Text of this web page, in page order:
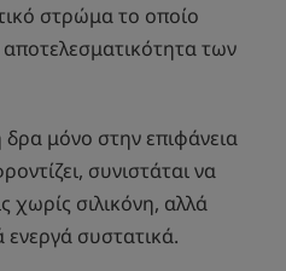
στρώμα το οποίο
των
δρα μόνο στην επιφάνεια
συνιστάται να
χωρίς σιλικόνη, αλλά
συστατικά.